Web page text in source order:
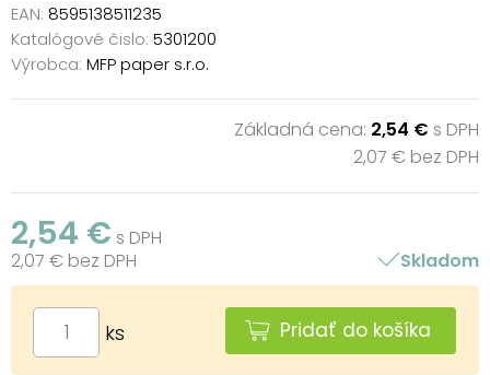
EAN: 8595138511235
Katalógové čislo: 5301200
Výrobca: MFP paper s.r.o.
Základná cena: 2,54 € s DPH
2,07 € bez DPH
2,54 € s DPH
2,07 € bez DPH
Skladom
ks Pridať do košíka